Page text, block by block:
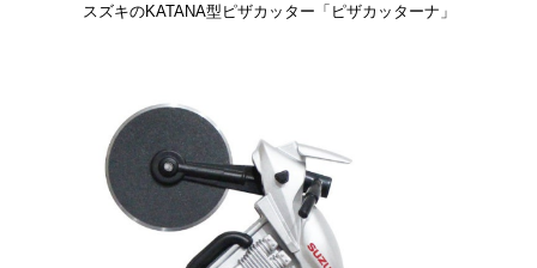
スズキのKATANA型ピザカッター「ピザカッターナ」